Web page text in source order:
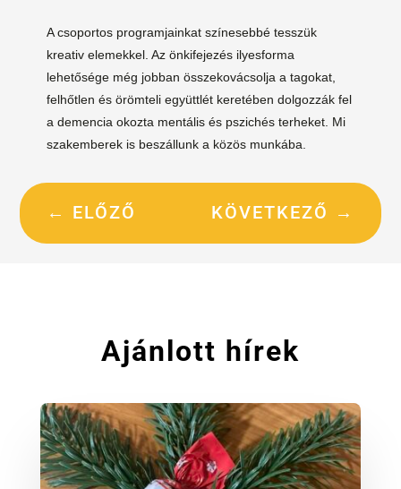
A csoportos programjainkat színesebbé tesszük
kreativ elemekkel. Az önkifejezés ilyesforma
lehetősége még jobban összekovácsolja a tagokat,
felhőtlen és örömteli együttlét keretében dolgozzák fel
a demencia okozta mentális és pszichés terheket. Mi
szakemberek is beszállunk a közös munkába.
← ELŐZŐ KÖVETKEZŐ →
Ajánlott hírek